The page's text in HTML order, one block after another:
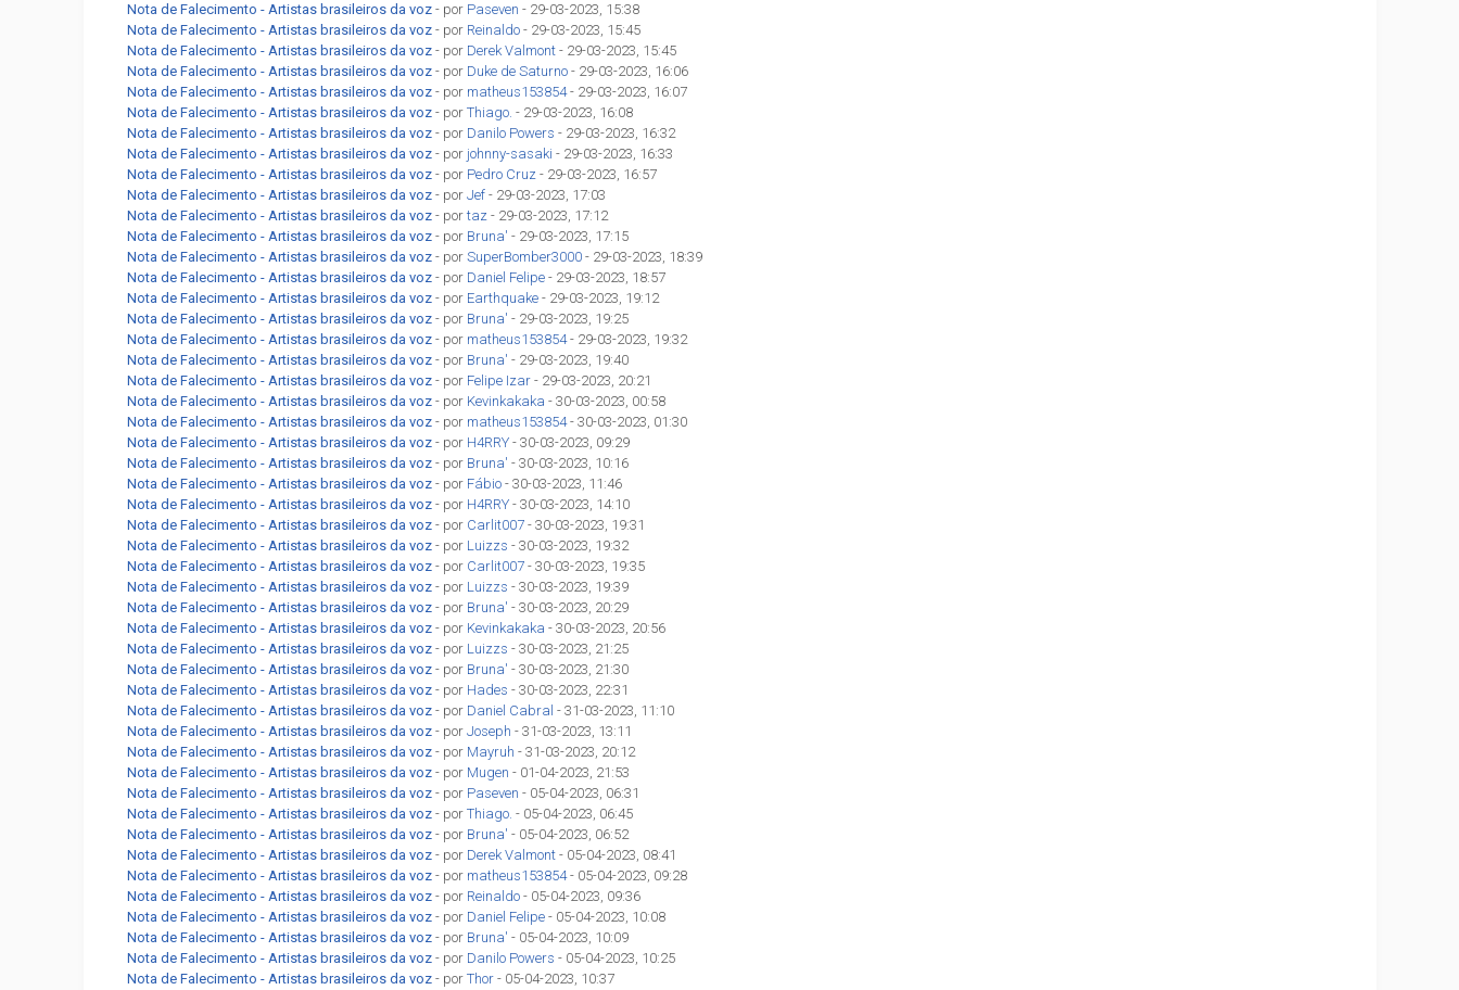
Nota de Falecimento - Artistas brasileiros da voz - por Paseven - 29-03-2023, 15:38
Nota de Falecimento - Artistas brasileiros da voz - por Reinaldo - 29-03-2023, 15:45
Nota de Falecimento - Artistas brasileiros da voz - por Derek Valmont - 29-03-2023, 15:45
Nota de Falecimento - Artistas brasileiros da voz - por Duke de Saturno - 29-03-2023, 16:06
Nota de Falecimento - Artistas brasileiros da voz - por matheus153854- 29-03-2023, 16:07
Nota de Falecimento - Artistas brasileiros da voz - porThiago. - 29-03-2023, 16:08
Nota de Falecimento - Artistas brasileiros da voz - por Danilo Powers - 29-03-2023, 16:32
Nota de Falecimento - Artistas brasileiros da voz - por johnny-sasaki - 29-03-2023, 16:33
Nota de Falecimento - Artistas brasileiros da voz - por Pedro Cruz - 29-03-2023, 16:57
Nota de Falecimento - Artistas brasileiros da voz - porJef - 29-03-2023, 17:03
Nota de Falecimento - Artistas brasileiros da voz - portaz - 29-03-2023, 17:12
Nota de Falecimento - Artistas brasileiros da voz - por Bruna' - 29-03-2023, 17:15
Nota de Falecimento - Artistas brasileiros da voz - porSuperBomber3000 - 29-03-2023, 18:39
Nota de Falecimento - Artistas brasileiros da voz - por Daniel Felipe - 29-03-2023, 18:57
Nota de Falecimento - Artistas brasileiros da voz - por Earthquake - 29-03-2023, 19:12
Nota de Falecimento - Artistas brasileiros da voz - por Bruna' - 29-03-2023, 19:25
Nota de Falecimento - Artistas brasileiros da voz - por matheus153854- 29-03-2023, 19:32
Nota de Falecimento - Artistas brasileiros da voz - por Bruna' - 29-03-2023, 19:40
Nota de Falecimento - Artistas brasileiros da voz - por Felipe Izar - 29-03-2023, 20:21
Nota de Falecimento - Artistas brasileiros da voz - por Kevinkakaka - 30-03-2023, 00:58
Nota de Falecimento - Artistas brasileiros da voz - por matheus153854- 30-03-2023, 01:30
Nota de Falecimento - Artistas brasileiros da voz - por H4RRY - 30-03-2023, 09:29
Nota de Falecimento - Artistas brasileiros da voz - por Bruna' - 30-03-2023, 10:16
Nota de Falecimento - Artistas brasileiros da voz - por Fábio - 30-03-2023, 11:46
Nota de Falecimento - Artistas brasileiros da voz - por H4RRY - 30-03-2023, 14:10
Nota de Falecimento - Artistas brasileiros da voz - por Carlit007 - 30-03-2023, 19:31
Nota de Falecimento - Artistas brasileiros da voz - por Luizzs - 30-03-2023, 19:32
Nota de Falecimento - Artistas brasileiros da voz - por Carlit007 - 30-03-2023, 19:35
Nota de Falecimento - Artistas brasileiros da voz - por Luizzs - 30-03-2023, 19:39
Nota de Falecimento - Artistas brasileiros da voz - por Bruna' - 30-03-2023, 20:29
Nota de Falecimento - Artistas brasileiros da voz - por Kevinkakaka - 30-03-2023, 20:56
Nota de Falecimento - Artistas brasileiros da voz - por Luizzs - 30-03-2023, 21:25
Nota de Falecimento - Artistas brasileiros da voz - por Bruna' - 30-03-2023, 21:30
Nota de Falecimento - Artistas brasileiros da voz - por Hades - 30-03-2023, 22:31
Nota de Falecimento - Artistas brasileiros da voz - por Daniel Cabral - 31-03-2023, 11:10
Nota de Falecimento - Artistas brasileiros da voz - porJoseph - 31-03-2023, 13:11
Nota de Falecimento - Artistas brasileiros da voz - por Mayruh - 31-03-2023, 20:12
Nota de Falecimento - Artistas brasileiros da voz - por Mugen - 01-04-2023, 21:53
Nota de Falecimento - Artistas brasileiros da voz - por Paseven - 05-04-2023, 06:31
Nota de Falecimento - Artistas brasileiros da voz - porThiago. - 05-04-2023, 06:45
Nota de Falecimento - Artistas brasileiros da voz - por Bruna' - 05-04-2023, 06:52
Nota de Falecimento - Artistas brasileiros da voz - por Derek Valmont - 05-04-2023, 08:41
Nota de Falecimento - Artistas brasileiros da voz - por matheus153854- 05-04-2023, 09:28
Nota de Falecimento - Artistas brasileiros da voz - por Reinaldo - 05-04-2023, 09:36
Nota de Falecimento - Artistas brasileiros da voz - por Daniel Felipe - 05-04-2023, 10:08
Nota de Falecimento - Artistas brasileiros da voz - por Bruna' - 05-04-2023, 10:09
Nota de Falecimento - Artistas brasileiros da voz - por Danilo Powers - 05-04-2023, 10:25
Nota de Falecimento - Artistas brasileiros da voz - porThor - 05-04-2023, 10:37